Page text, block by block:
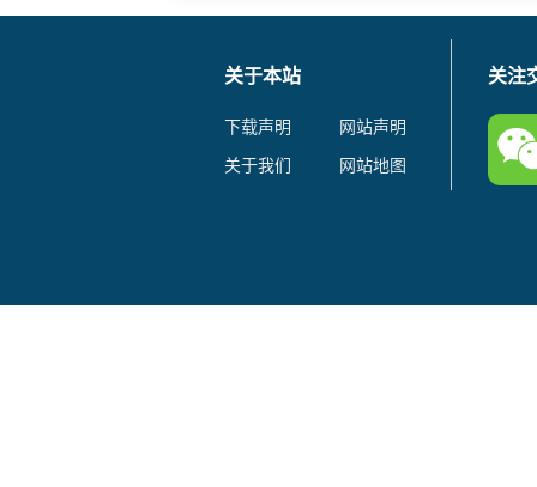
关于本站
下载声明
网站声明
关于我们
网站地图
关注